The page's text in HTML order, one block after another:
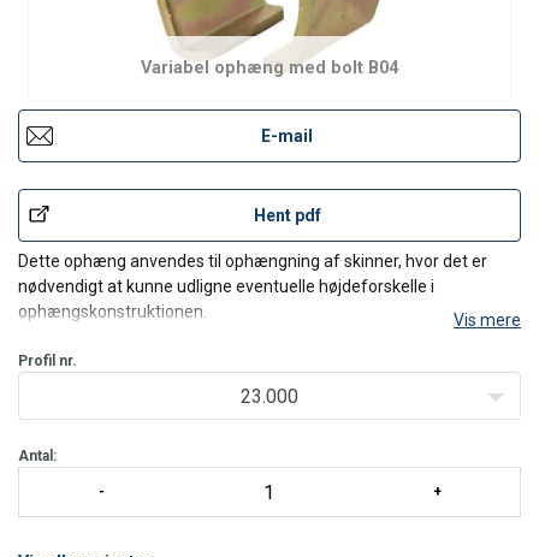
Variabel ophæng med bolt B04
E-mail
Hent pdf
Dette ophæng anvendes til ophængning af skinner, hvor det er
nødvendigt at kunne udligne eventuelle højdeforskelle i
ophængskonstruktionen.
Vis mere
Profil nr.
23.000
Antal: